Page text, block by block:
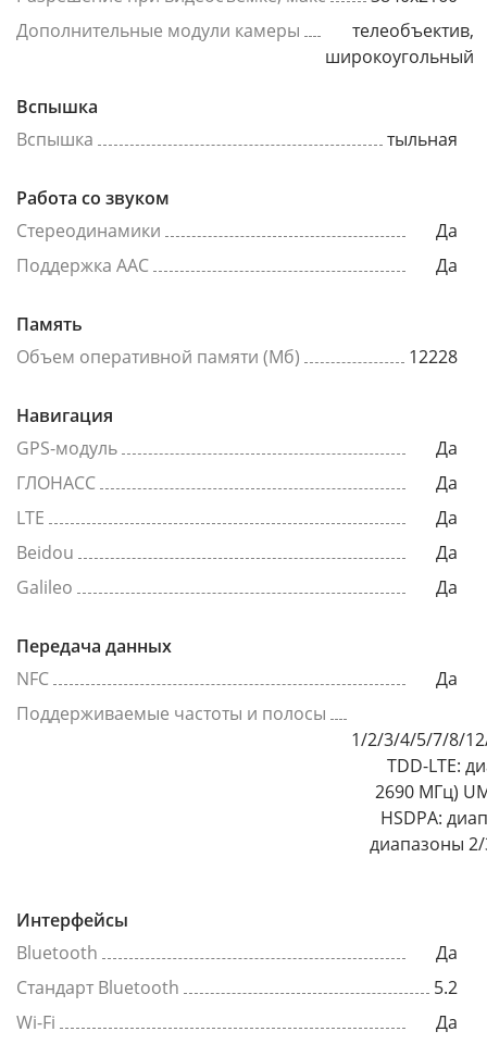
Дополнительные модули камеры
телеобъектив,
широкоугольный
Вспышка
Вспышка
тыльная
Работа со звуком
Стереодинамики
Да
Поддержка AAC
Да
Память
Объем оперативной памяти (Мб)
12228
Навигация
GPS-модуль
Да
ГЛОНАСС
Да
LTE
Да
Beidou
Да
Galileo
Да
Передача данных
NFC
Да
Поддерживаемые частоты и полосы
1/2/3/4/5/7/8/
TDD-LTE:
2690 МГц)
HSDPA:
диапазоны
Интерфейсы
Bluetooth
Да
Стандарт Bluetooth
5.2
Wi-Fi
Да